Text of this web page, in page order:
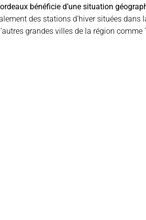
bénéficie d’une situation
des stations d’hiver situées dans
grandes villes de la région comme